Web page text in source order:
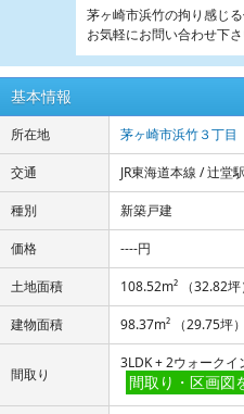
茅ヶ崎市浜竹の拘り感じ
お気軽にお問い合わせ下さ
基本情報
所在地 茅ヶ崎市浜竹３丁目
交通 JR東海道本線 / 辻堂
種別 新築戸建
価格 ----円
土地面積 108.52m² （32.82坪
建物面積 98.37m² （29.75坪）
間取り
3LDK + 2ウォーク
間取り・区画図